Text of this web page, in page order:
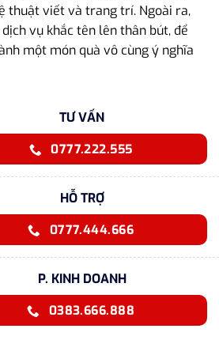
thuật viết và trang trí. Ngoài ra,
vụ khắc tên lên thân bút, để
một món quà vô cùng ý nghĩa
TƯ VẤN
0777.222.555
HỖ TRỢ
0777.444.666
P. KINH DOANH
0383.666.888